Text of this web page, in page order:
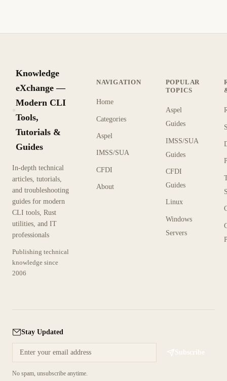
Knowledge
eXchange —
Modern CLI
Tools,
Tutorials &
Guides
In-depth technical
articles, tutorials,
and troubleshooting
guides for modern
CLI tools, Rust
utilities, and IT
professionals
Publishing technical
knowledge since
2006
NAVIGATION
Home
Categories
Aspel
IMSS/SUA
CFDI
About
POPULAR
TOPICS
Aspel
Guides
IMSS/SUA
Guides
CFDI
Guides
Linux
Windows
Servers
Stay Updated
Subscribe
No spam, unsubscribe anytime.